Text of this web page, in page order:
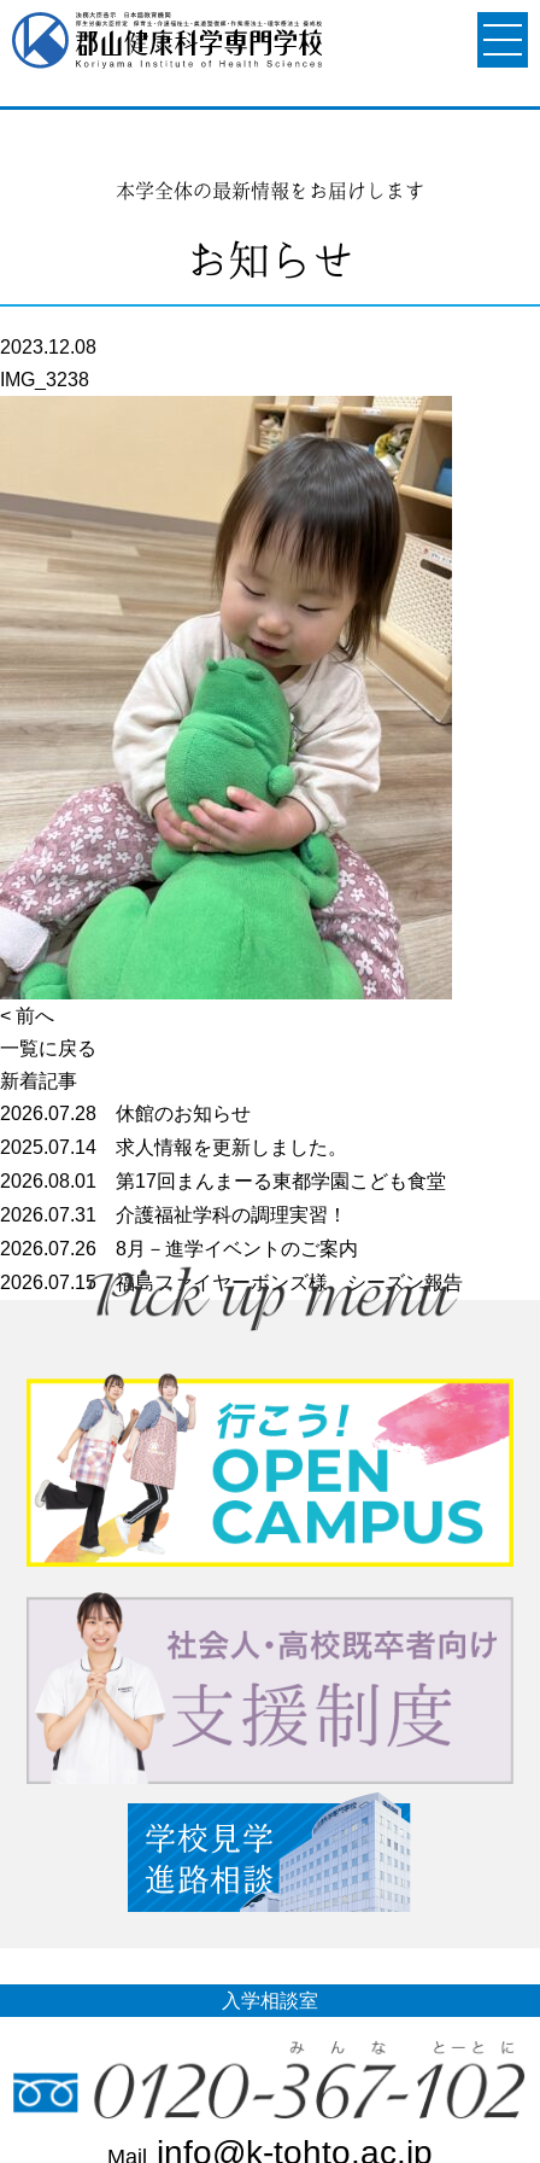
本学全体の最新情報をお届けします
お知らせ
2023.12.08
IMG_3238
< 前へ
一覧に戻る
新着記事
2026.07.28 休館のお知らせ
2025.07.14 求人情報を更新しました。
2026.08.01 第17回まんまーる東都学園こども食堂
2026.07.31 介護福祉学科の調理実習！
2026.07.26 8月－進学イベントのご案内
2026.07.15福島ファイヤーボンズ様 シーズン報告
入学相談室
Mail info@k-tohto.ac.jp